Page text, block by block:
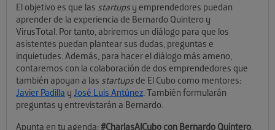
El objetivo es que las startups y emprendedores puedan
aprender de la experiencia de Bernardo Quintero y
VirusTotal. Por tanto, abriremos un diálogo para que los
asistentes puedan plantear sus dudas, preguntas e
inquietudes. Además, para hacer el diálogo más ameno,
contaremos con la colaboración de dos emprendedores que
también apoyan a las startupsde El Cubo como mentores:
Javier Padilla y José Luis Antúnez. También formularán
preguntas y entrevistarán a Bernardo.
Apunta en tu agenda:#CharlasAlCubo con Bernardo Quintero,